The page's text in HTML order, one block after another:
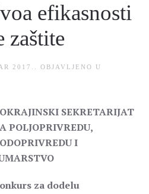
efikasnosti
zaštite
2017.
. OBJAVLJENO U
SEKRETARIJAT
POLJOPRIVREDU,
I
za dodelu